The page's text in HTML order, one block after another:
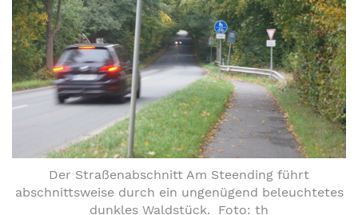
Der Straßenabschnitt Am Steending führt
abschnittsweise durch ein ungenügend beleuchtetes
dunkles Waldstück. Foto: th